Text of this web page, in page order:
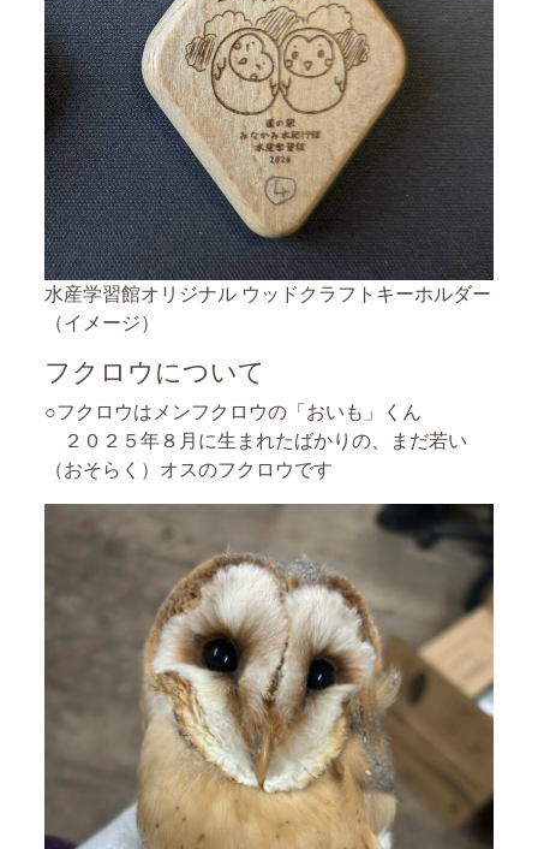
水産学習館オリジナル ウッドクラフトキーホルダー
（イメージ）
フクロウについて
○フクロウはメンフクロウの「おいも」くん
２０２５年８月に生まれたばかりの、まだ若い
（おそらく）オスのフクロウです